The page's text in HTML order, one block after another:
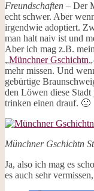
Freundschaften – Der
echt schwer. Aber
irgendwie adoptiert.
man halt naiv ist und
Aber ich mag z.B.
„Münchner Gschichtn
mehr missen. Und
gebürtige
den Löwen diese
trinken einen drauf. 🙂
Münchner Gschichtn
Ja, also ich mag es
es auch sehr